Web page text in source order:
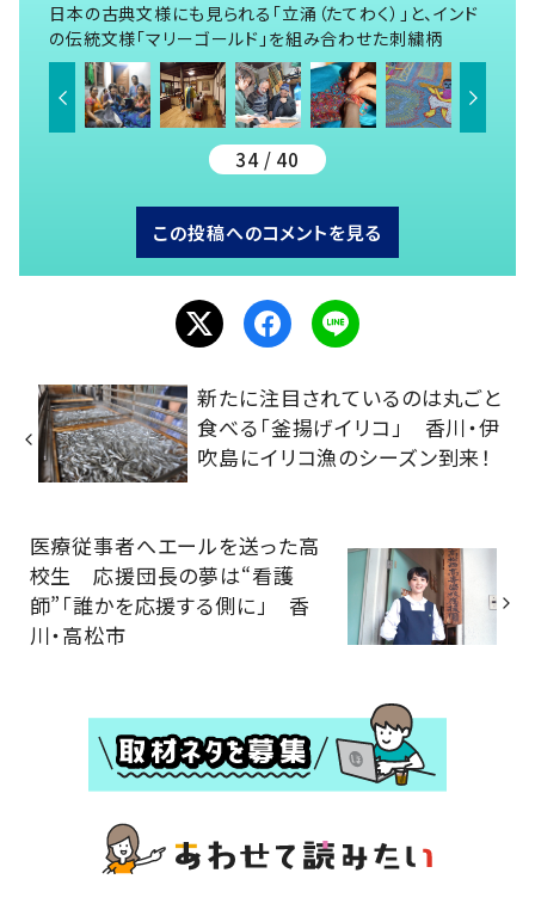
日本の古典文様にも見られる「立涌（たてわく）」と、インド
の伝統文様「マリーゴールド」を組み合わせた刺繍柄
34 / 40
この投稿へのコメントを見る
新たに注目されているのは丸ごと
食べる「釜揚げイリコ」 香川・伊
吹島にイリコ漁のシーズン到来！
医療従事者へエールを送った高
校生 応援団長の夢は“看護
師”「誰かを応援する側に」 香
川・高松市